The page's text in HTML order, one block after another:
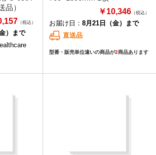
品）
（税込）
）まで
￥10,346 （税込）
お届け日： 8月21日（金）まで
直送品
型番・販売単位違いの商品が2商品あります